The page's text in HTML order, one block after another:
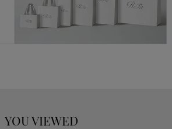
YOU VIEWED